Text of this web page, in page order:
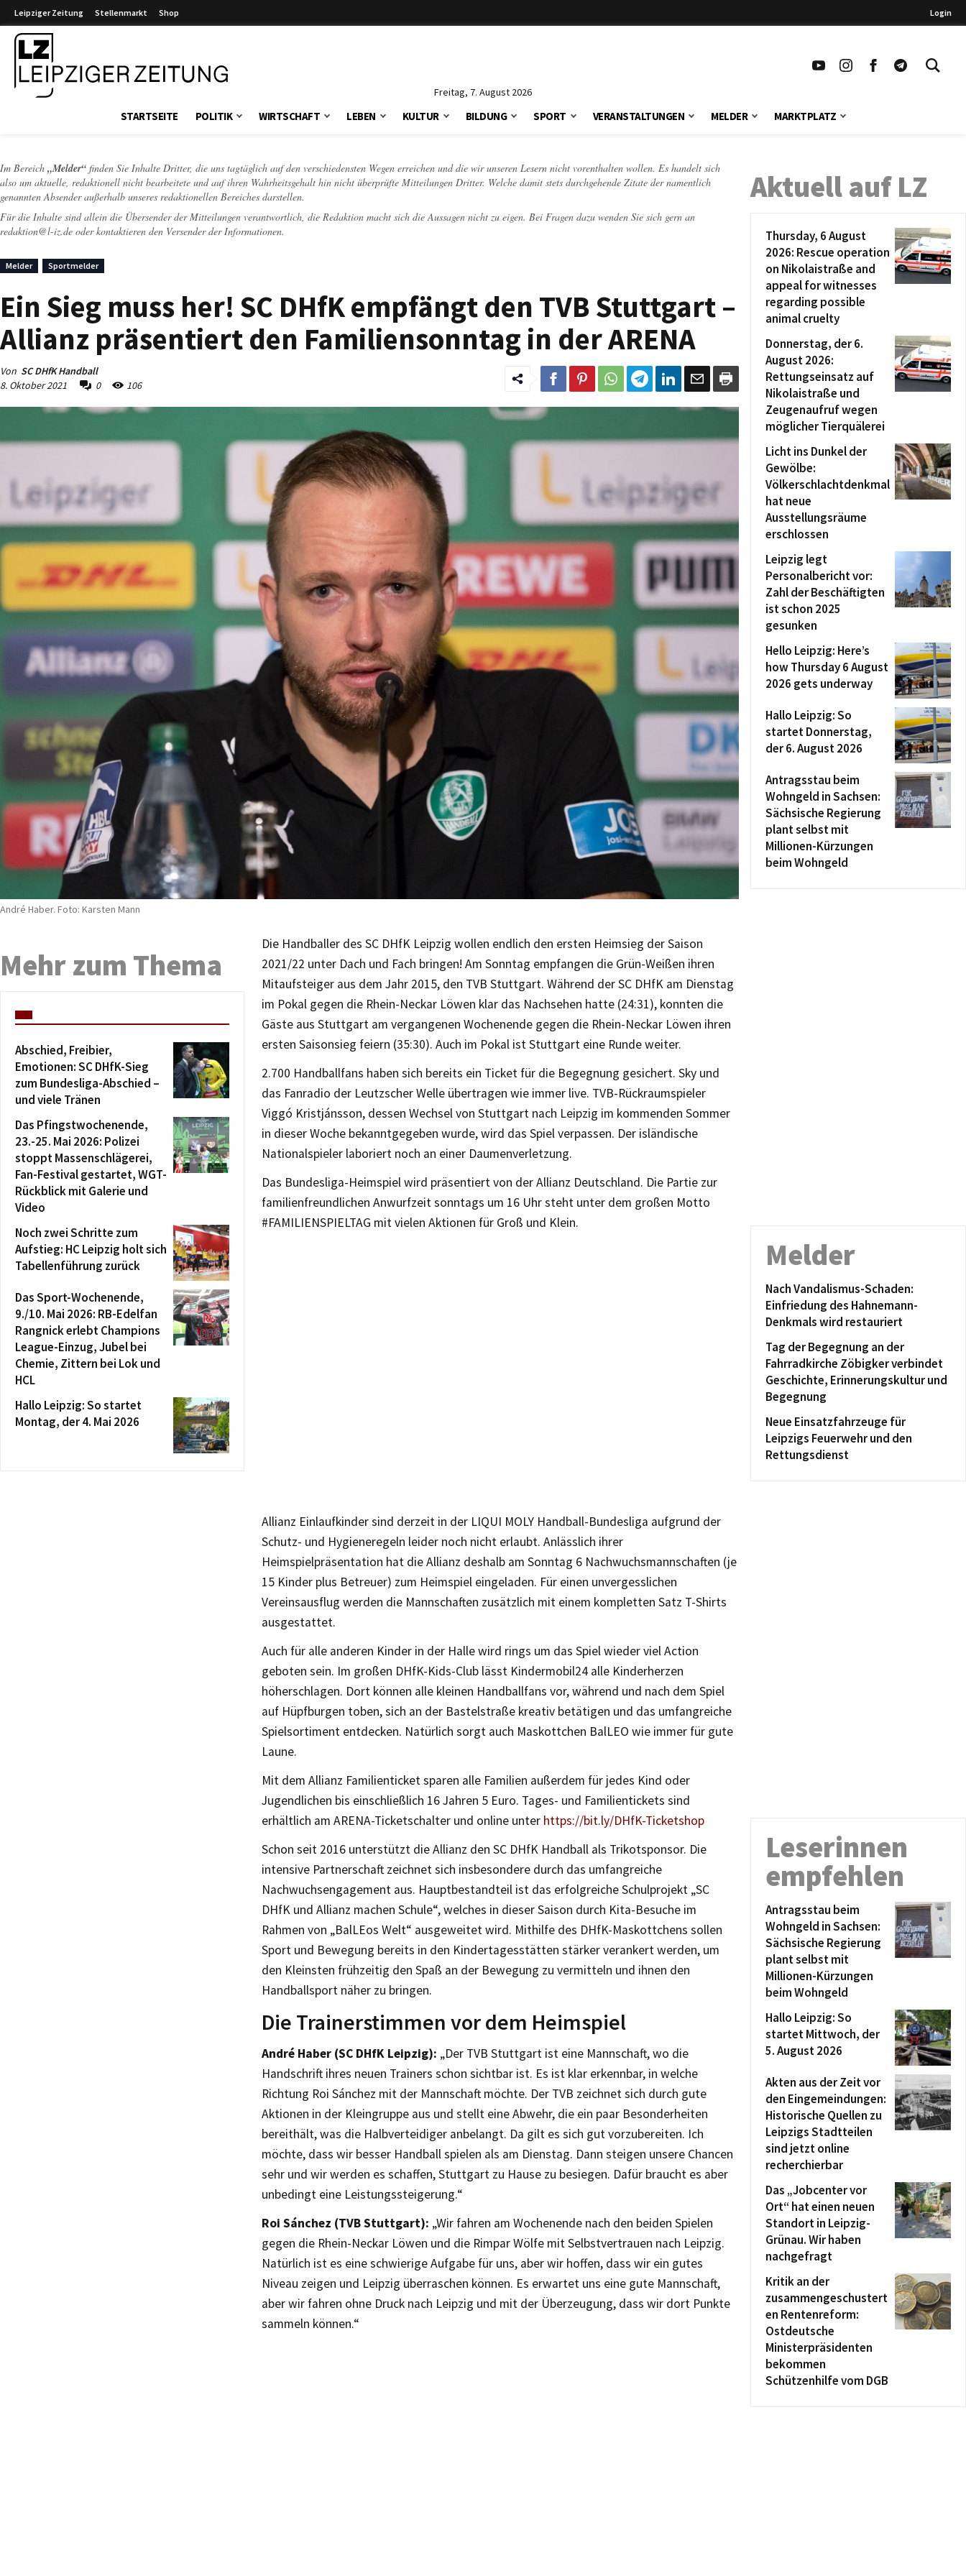
Leipziger Zeitung Stellenmarkt Shop Login
Freitag, 7. August 2026
STARTSEITE POLITIK WIRTSCHAFT LEBEN KULTUR BILDUNG SPORT VERANSTALTUNGEN MELDER MARKTPLATZ
Im Bereich „Melder“ finden Sie Inhalte Dritter, die uns tagtäglich auf den verschiedensten Wegen erreichen und die wir unseren Lesern nicht vorenthalten wollen. Es handelt sich
also um aktuelle, redaktionell nicht bearbeitete und auf ihren Wahrheitsgehalt hin nicht überprüfte Mitteilungen Dritter. Welche damit stets durchgehende Zitate der namentlich
genannten Absender außerhalb unseres redaktionellen Bereiches darstellen.
Für die Inhalte sind allein die Übersender der Mitteilungen verantwortlich, die Redaktion macht sich die Aussagen nicht zu eigen. Bei Fragen dazu wenden Sie sich gern an
redaktion@l-iz.de oder kontaktieren den Versender der Informationen.
Melder Sportmelder
Ein Sieg muss her! SC DHfK empfängt den TVB Stuttgart –
Allianz präsentiert den Familiensonntag in der ARENA
Von SC DHfK Handball
8. Oktober 2021
0 106
André Haber. Foto: Karsten Mann
Die Handballer des SC DHfK Leipzig wollen endlich den ersten Heimsieg der Saison
2021/22 unter Dach und Fach bringen! Am Sonntag empfangen die Grün-Weißen ihren
Mitaufsteiger aus dem Jahr 2015, den TVB Stuttgart. Während der SC DHfK am Dienstag
im Pokal gegen die Rhein-Neckar Löwen klar das Nachsehen hatte (24:31), konnten die
Gäste aus Stuttgart am vergangenen Wochenende gegen die Rhein-Neckar Löwen ihren
ersten Saisonsieg feiern (35:30). Auch im Pokal ist Stuttgart eine Runde weiter.
2.700 Handballfans haben sich bereits ein Ticket für die Begegnung gesichert. Sky und
das Fanradio der Leutzscher Welle übertragen wie immer live. TVB-Rückraumspieler
Viggó Kristjánsson, dessen Wechsel von Stuttgart nach Leipzig im kommenden Sommer
in dieser Woche bekanntgegeben wurde, wird das Spiel verpassen. Der isländische
Nationalspieler laboriert noch an einer Daumenverletzung.
Das Bundesliga-Heimspiel wird präsentiert von der Allianz Deutschland. Die Partie zur
familienfreundlichen Anwurfzeit sonntags um 16 Uhr steht unter dem großen Motto
#FAMILIENSPIELTAG mit vielen Aktionen für Groß und Klein.
Allianz Einlaufkinder sind derzeit in der LIQUI MOLY Handball-Bundesliga aufgrund der
Schutz- und Hygieneregeln leider noch nicht erlaubt. Anlässlich ihrer
Heimspielpräsentation hat die Allianz deshalb am Sonntag 6 Nachwuchsmannschaften (je
15 Kinder plus Betreuer) zum Heimspiel eingeladen. Für einen unvergesslichen
Vereinsausflug werden die Mannschaften zusätzlich mit einem kompletten Satz T-Shirts
ausgestattet.
Auch für alle anderen Kinder in der Halle wird rings um das Spiel wieder viel Action
geboten sein. Im großen DHfK-Kids-Club lässt Kindermobil24 alle Kinderherzen
höherschlagen. Dort können alle kleinen Handballfans vor, während und nach dem Spiel
auf Hüpfburgen toben, sich an der Bastelstraße kreativ betätigen und das umfangreiche
Spielsortiment entdecken. Natürlich sorgt auch Maskottchen BalLEO wie immer für gute
Laune.
Mit dem Allianz Familienticket sparen alle Familien außerdem für jedes Kind oder
Jugendlichen bis einschließlich 16 Jahren 5 Euro. Tages- und Familientickets sind
erhältlich am ARENA-Ticketschalter und online unter https://bit.ly/DHfK-Ticketshop
Schon seit 2016 unterstützt die Allianz den SC DHfK Handball als Trikotsponsor. Die
intensive Partnerschaft zeichnet sich insbesondere durch das umfangreiche
Nachwuchsengagement aus. Hauptbestandteil ist das erfolgreiche Schulprojekt „SC
DHfK und Allianz machen Schule“, welches in dieser Saison durch Kita-Besuche im
Rahmen von „BalLEos Welt“ ausgeweitet wird. Mithilfe des DHfK-Maskottchens sollen
Sport und Bewegung bereits in den Kindertagesstätten stärker verankert werden, um
den Kleinsten frühzeitig den Spaß an der Bewegung zu vermitteln und ihnen den
Handballsport näher zu bringen.
Die Trainerstimmen vor dem Heimspiel
André Haber (SC DHfK Leipzig): „Der TVB Stuttgart ist eine Mannschaft, wo die
Handschrift ihres neuen Trainers schon sichtbar ist. Es ist klar erkennbar, in welche
Richtung Roi Sánchez mit der Mannschaft möchte. Der TVB zeichnet sich durch gute
Aktionen in der Kleingruppe aus und stellt eine Abwehr, die ein paar Besonderheiten
bereithält, was die Halbverteidiger anbelangt. Da gilt es sich gut vorzubereiten. Ich
möchte, dass wir besser Handball spielen als am Dienstag. Dann steigen unsere Chancen
sehr und wir werden es schaffen, Stuttgart zu Hause zu besiegen. Dafür braucht es aber
unbedingt eine Leistungssteigerung.“
Roi Sánchez (TVB Stuttgart): „Wir fahren am Wochenende nach den beiden Spielen
gegen die Rhein-Neckar Löwen und die Rimpar Wölfe mit Selbstvertrauen nach Leipzig.
Natürlich ist es eine schwierige Aufgabe für uns, aber wir hoffen, dass wir ein gutes
Niveau zeigen und Leipzig überraschen können. Es erwartet uns eine gute Mannschaft,
aber wir fahren ohne Druck nach Leipzig und mit der Überzeugung, dass wir dort Punkte
sammeln können.“
Mehr zum Thema
Abschied, Freibier,
Emotionen: SC DHfK-Sieg
zum Bundesliga-Abschied –
und viele Tränen
Das Pfingstwochenende,
23.-25. Mai 2026: Polizei
stoppt Massenschlägerei,
Fan-Festival gestartet, WGT-
Rückblick mit Galerie und
Video
Noch zwei Schritte zum
Aufstieg: HC Leipzig holt sich
Tabellenführung zurück
Das Sport-Wochenende,
9./10. Mai 2026: RB-Edelfan
Rangnick erlebt Champions
League-Einzug, Jubel bei
Chemie, Zittern bei Lok und
HCL
Hallo Leipzig: So startet
Montag, der 4. Mai 2026
Aktuell auf LZ
Thursday, 6 August
2026: Rescue operation
on Nikolaistraße and
appeal for witnesses
regarding possible
animal cruelty
Donnerstag, der 6.
August 2026:
Rettungseinsatz auf
Nikolaistraße und
Zeugenaufruf wegen
möglicher Tierquälerei
Licht ins Dunkel der
Gewölbe:
Völkerschlachtdenkmal
hat neue
Ausstellungsräume
erschlossen
Leipzig legt
Personalbericht vor:
Zahl der Beschäftigten
ist schon 2025
gesunken
Hello Leipzig: Here’s
how Thursday 6 August
2026 gets underway
Hallo Leipzig: So
startet Donnerstag,
der 6. August 2026
Antragsstau beim
Wohngeld in Sachsen:
Sächsische Regierung
plant selbst mit
Millionen-Kürzungen
beim Wohngeld
Melder
Nach Vandalismus-Schaden:
Einfriedung des Hahnemann-
Denkmals wird restauriert
Tag der Begegnung an der
Fahrradkirche Zöbigker verbindet
Geschichte, Erinnerungskultur und
Begegnung
Neue Einsatzfahrzeuge für
Leipzigs Feuerwehr und den
Rettungsdienst
Leserinnen
empfehlen
Antragsstau beim
Wohngeld in Sachsen:
Sächsische Regierung
plant selbst mit
Millionen-Kürzungen
beim Wohngeld
Hallo Leipzig: So
startet Mittwoch, der
5. August 2026
Akten aus der Zeit vor
den Eingemeindungen:
Historische Quellen zu
Leipzigs Stadtteilen
sind jetzt online
recherchierbar
Das „Jobcenter vor
Ort“ hat einen neuen
Standort in Leipzig-
Grünau. Wir haben
nachgefragt
Kritik an der
zusammengeschustert
en Rentenreform:
Ostdeutsche
Ministerpräsidenten
bekommen
Schützenhilfe vom DGB